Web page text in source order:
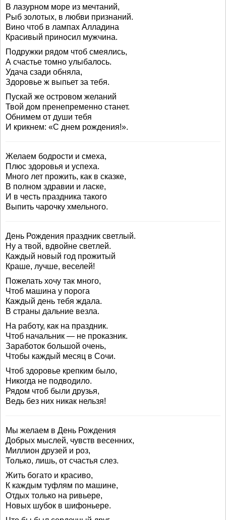
В лазурном море из мечтаний,
Рыб золотых, в любви признаний.
Вино чтоб в лампах Алладина
Красивый приносил мужчина.
Подружки рядом чтоб смеялись,
А счастье томно улыбалось.
Удача сзади обняла,
Здоровье ж выпьет за тебя.
Пускай же островом желаний
Твой дом пренепременно станет.
Обнимем от души тебя
И крикнем: «С днем рождения!».
Желаем бодрости и смеха,
Плюс здоровья и успеха.
Много лет прожить, как в сказке,
В полном здравии и ласке,
И в честь праздника такого
Выпить чарочку хмельного.
День Рождения праздник светлый.
Ну а твой, вдвойне светлей.
Каждый новый год прожитый
Краше, лучше, веселей!
Пожелать хочу так много,
Чтоб машина у порога
Каждый день тебя ждала.
В страны дальние везла.
На работу, как на праздник.
Чтоб начальник — не проказник.
Заработок большой очень,
Чтобы каждый месяц в Сочи.
Чтоб здоровье крепким было,
Никогда не подводило.
Рядом чтоб были друзья,
Ведь без них никак нельзя!
Мы желаем в День Рождения
Добрых мыслей, чувств весенних,
Миллион друзей и роз,
Только, лишь, от счастья слез.
Жить богато и красиво,
К каждым туфлям по машине,
Отдых только на ривьере,
Новых шубок в шифоньере.